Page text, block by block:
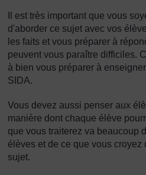
Il est très important que vous
d'aborder ce sujet avec vos
les faits et vous préparer à
peuvent vous paraître difficiles.
à bien vous préparer à
SIDA.
Vous devez aussi penser aux
manière dont chaque élève
que vous traiterez va beaucoup
élèves et de ce que vous croyez
sujet.